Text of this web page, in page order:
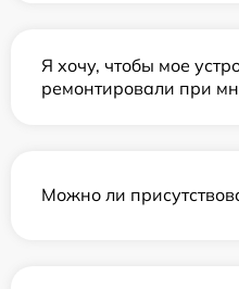
Я хочу, чтобы мое
ремонтировали при
Можно ли